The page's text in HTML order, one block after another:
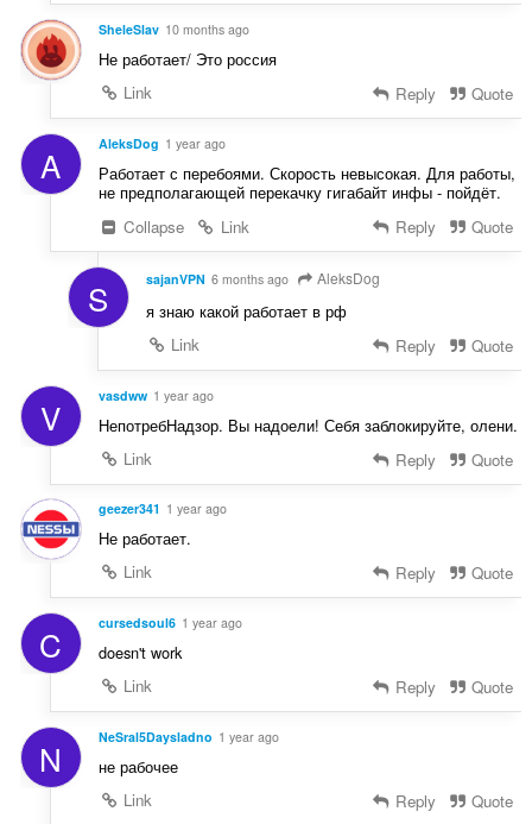
SheleSlav 10 months ago
Не работает/ Это россия
Link
Reply Quote
A AleksDog 1 year ago
Работает с перебоями. Скорость невысокая. Для работы,
не предполагающей перекачку гигабайт инфы - пойдёт.
Collapse
Link Reply Quote
S sajanVPN 6 months ago AleksDog
я знаю какой работает в рф
Link
Reply Quote
V vasdww 1 year ago
НепотребНадзор. Вы надоели! Себя заблокируйте, олени.
Link
Reply Quote
geezer341 1 year ago
Не работает.
Link
Reply Quote
C cursedsoul6 1 year ago
doesn't work
Link
Reply Quote
N NeSral5Daysladno 1 year ago
не рабочее
Link
Reply Quote